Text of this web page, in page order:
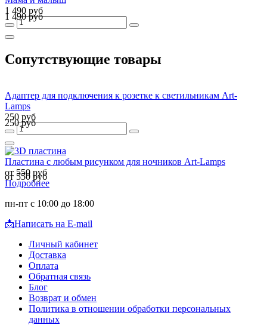
1 490 руб
1 490 руб
Сопутствующие товары
Адаптер для подключения к розетке к светильникам Art-
Lamps
250 руб
250 руб
Пластина с любым рисунком для ночников Art-Lamps
от 550 руб
от 550 руб
Подробнее
пн-пт с 10:00 до 18:00
📩Написать на E-mail
Личный кабинет
Доставка
Оплата
Обратная связь
Блог
Возврат и обмен
Политика в отношении обработки персональных
данных